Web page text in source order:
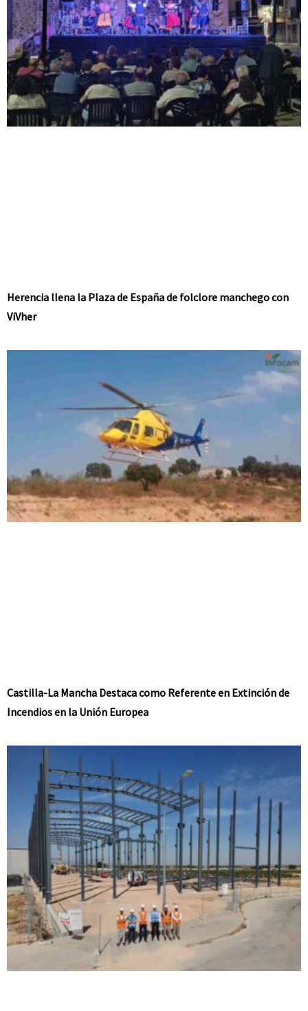
Herencia llena la Plaza de España de folclore manchego con
ViVher
Castilla-La Mancha Destaca como Referente en Extinción de
Incendios en la Unión Europea